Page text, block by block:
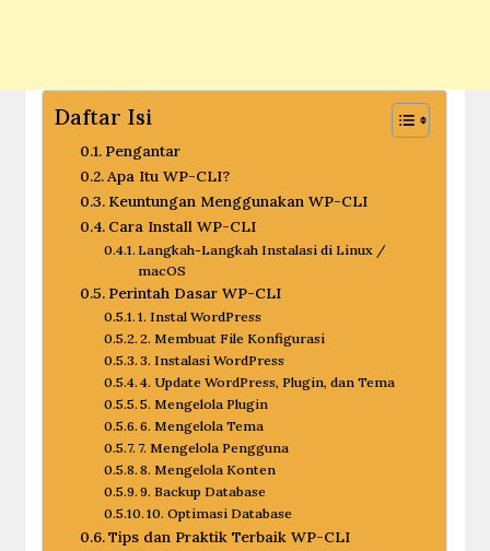
Daftar Isi
Pengantar
Apa Itu WP-CLI?
Keuntungan Menggunakan WP-CLI
Cara Install WP-CLI
Langkah-Langkah Instalasi di Linux /
macOS
Perintah Dasar WP-CLI
1. Instal WordPress
2. Membuat File Konfigurasi
3. Instalasi WordPress
4. Update WordPress, Plugin, dan Tema
5. Mengelola Plugin
6. Mengelola Tema
7. Mengelola Pengguna
8. Mengelola Konten
9. Backup Database
10. Optimasi Database
Tips dan Praktik Terbaik WP-CLI